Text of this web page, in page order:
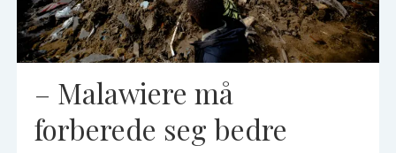
– Malawiere må
forberede seg bedre